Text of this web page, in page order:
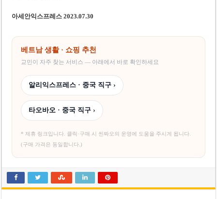
아세안익스프레스 2023.07.30
베트남 생활 · 쇼핑 추천
교민이 자주 찾는 서비스 — 아래에서 바로 확인하세요
알리익스프레스 · 중국 직구 ›
타오바오 · 중국 직구 ›
* 제휴 링크입니다. 클릭·구매 시 씬짜오의 운영에 도움을 주시게 됩니다.
(구매 가격은 동일합니다.)